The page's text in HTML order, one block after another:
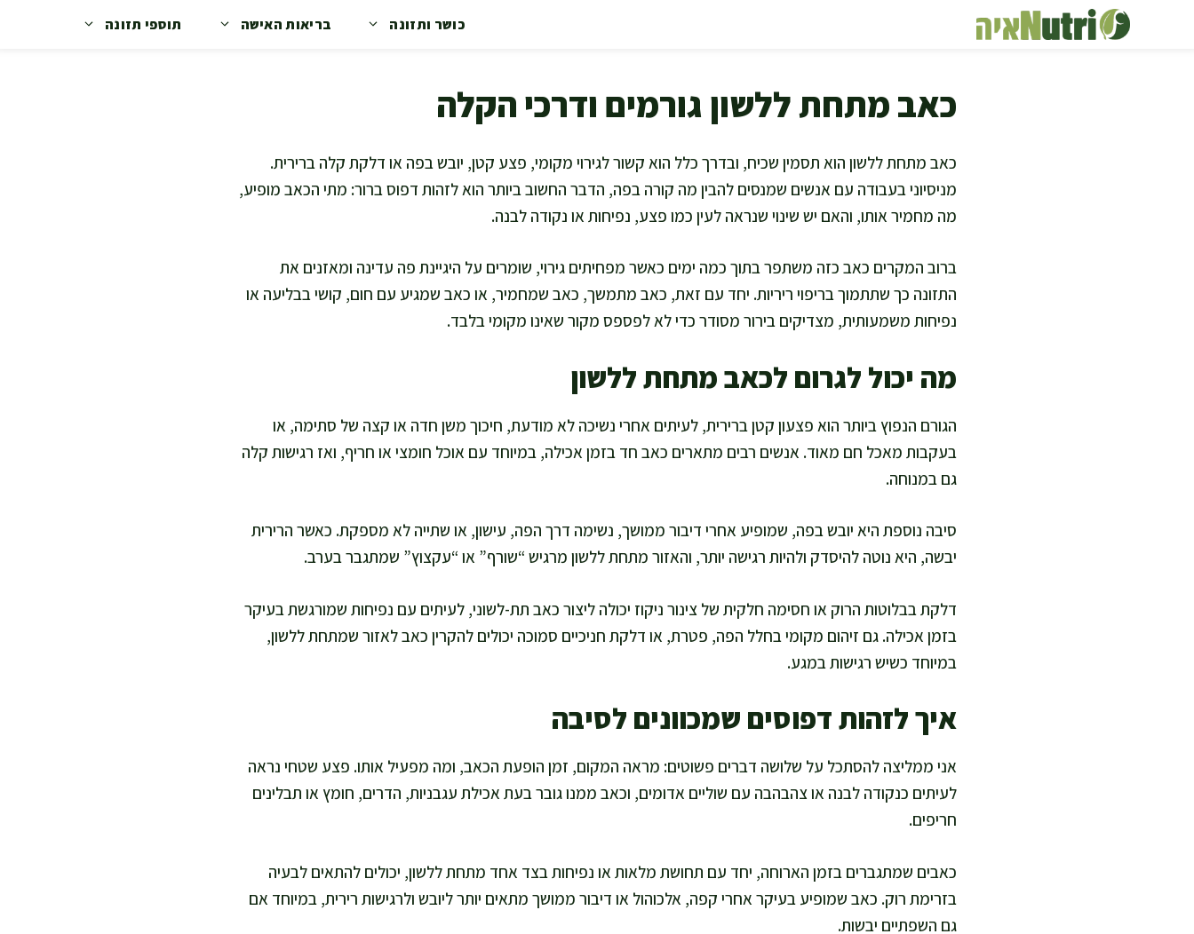
כושר ותזונה בריאות האישה תוספי תזונה
כאב מתחת ללשון גורמים ודרכי הקלה
כאב מתחת ללשון הוא תסמין שכיח, ובדרך כלל הוא קשור לגירוי מקומי, פצע קטן, יובש בפה או דלקת קלה ברירית.
מניסיוני בעבודה עם אנשים שמנסים להבין מה קורה בפה, הדבר החשוב ביותר הוא לזהות דפוס ברור: מתי הכאב מופיע,
מה מחמיר אותו, והאם יש שינוי שנראה לעין כמו פצע, נפיחות או נקודה לבנה.
ברוב המקרים כאב כזה משתפר בתוך כמה ימים כאשר מפחיתים גירוי, שומרים על היגיינת פה עדינה ומאזנים את
התזונה כך שתתמוך בריפוי ריריות. יחד עם זאת, כאב מתמשך, כאב שמחמיר, או כאב שמגיע עם חום, קושי בבליעה או
נפיחות משמעותית, מצדיקים בירור מסודר כדי לא לפספס מקור שאינו מקומי בלבד.
מה יכול לגרום לכאב מתחת ללשון
הגורם הנפוץ ביותר הוא פצעון קטן ברירית, לעיתים אחרי נשיכה לא מודעת, חיכוך משן חדה או קצה של סתימה, או
בעקבות מאכל חם מאוד. אנשים רבים מתארים כאב חד בזמן אכילה, במיוחד עם אוכל חומצי או חריף, ואז רגישות קלה
גם במנוחה.
סיבה נוספת היא יובש בפה, שמופיע אחרי דיבור ממושך, נשימה דרך הפה, עישון, או שתייה לא מספקת. כאשר הרירית
יבשה, היא נוטה להיסדק ולהיות רגישה יותר, והאזור מתחת ללשון מרגיש “שורף” או “עקצוץ” שמתגבר בערב.
דלקת בבלוטות הרוק או חסימה חלקית של צינור ניקוז יכולה ליצור כאב תת-לשוני, לעיתים עם נפיחות שמורגשת בעיקר
בזמן אכילה. גם זיהום מקומי בחלל הפה, פטרת, או דלקת חניכיים סמוכה יכולים להקרין כאב לאזור שמתחת ללשון,
במיוחד כשיש רגישות במגע.
איך לזהות דפוסים שמכוונים לסיבה
אני ממליצה להסתכל על שלושה דברים פשוטים: מראה המקום, זמן הופעת הכאב, ומה מפעיל אותו. פצע שטחי נראה
לעיתים כנקודה לבנה או צהבהבה עם שוליים אדומים, וכאב ממנו גובר בעת אכילת עגבניות, הדרים, חומץ או תבלינים
חריפים.
כאבים שמתגברים בזמן הארוחה, יחד עם תחושת מלאות או נפיחות בצד אחד מתחת ללשון, יכולים להתאים לבעיה
בזרימת רוק. כאב שמופיע בעיקר אחרי קפה, אלכוהול או דיבור ממושך מתאים יותר ליובש ולרגישות רירית, במיוחד אם
גם השפתיים יבשות.